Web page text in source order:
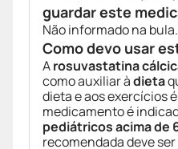
guardar este
Não informado na bula.
Como devo usar
Arosuvastatina
como auxiliar àdieta
dieta e aos exercícios
medicamento é
pediátricos acima de
recomendada deve